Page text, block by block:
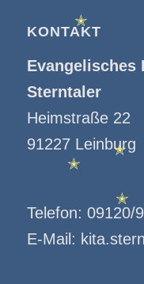
KONTAKT
Evangelisches
Sterntaler
Heimstraße 22
91227 Leinburg
Telefon: 09120/
E-Mail: